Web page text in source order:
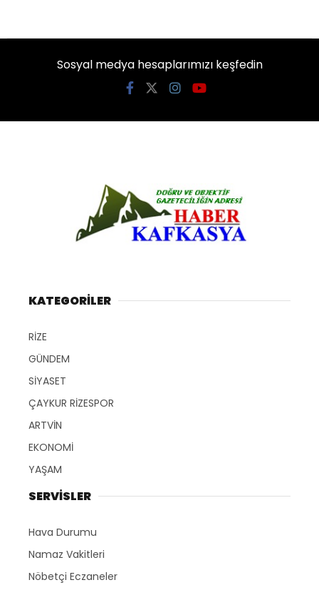
Sosyal medya hesaplarımızı keşfedin
KATEGORİLER
RİZE
GÜNDEM
SİYASET
ÇAYKUR RİZESPOR
ARTVİN
EKONOMİ
YAŞAM
SERVİSLER
Hava Durumu
Namaz Vakitleri
Nöbetçi Eczaneler